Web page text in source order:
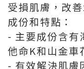
受損肌膚，改
成份和特點：
- 主要成份含有
他命K和山金車
- 有效解決肌膚